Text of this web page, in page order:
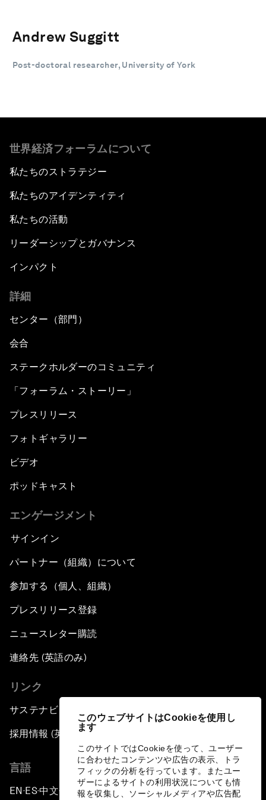
このウェブサイトはCookieを使用し
ます
このサイトではCookieを使って、ユーザー
に合わせたコンテンツや広告の表示、トラ
フィックの分析を行っています。またユー
ザーによるサイトの利用状況についても情
報を収集し、ソーシャルメディアや広告配
Andrew Suggitt
Post-doctoral researcher, University of York
世界経済フォーラムについて
私たちのストラテジー
私たちのアイデンティティ
私たちの活動
リーダーシップとガバナンス
インパクト
詳細
センター（部門）
会合
ステークホルダーのコミュニティ
「フォーラム・ストーリー」
プレスリリース
フォトギャラリー
ビデオ
ポッドキャスト
エンゲージメント
サインイン
パートナー（組織）について
参加する（個人、組織）
プレスリリース登録
ニュースレター購読
連絡先 (英語のみ)
リンク
サステナビリティへの取り組み
採用情報 (英語のみ)
言語
EN ▪ES▪中文▪ 日本語